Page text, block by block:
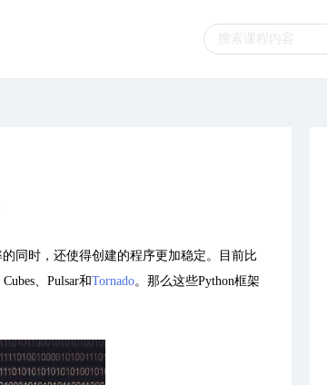
同时，还使得创建的程序更加稳定。目前比
Cubes、 Pulsar和Tornado。那么这些Python框架